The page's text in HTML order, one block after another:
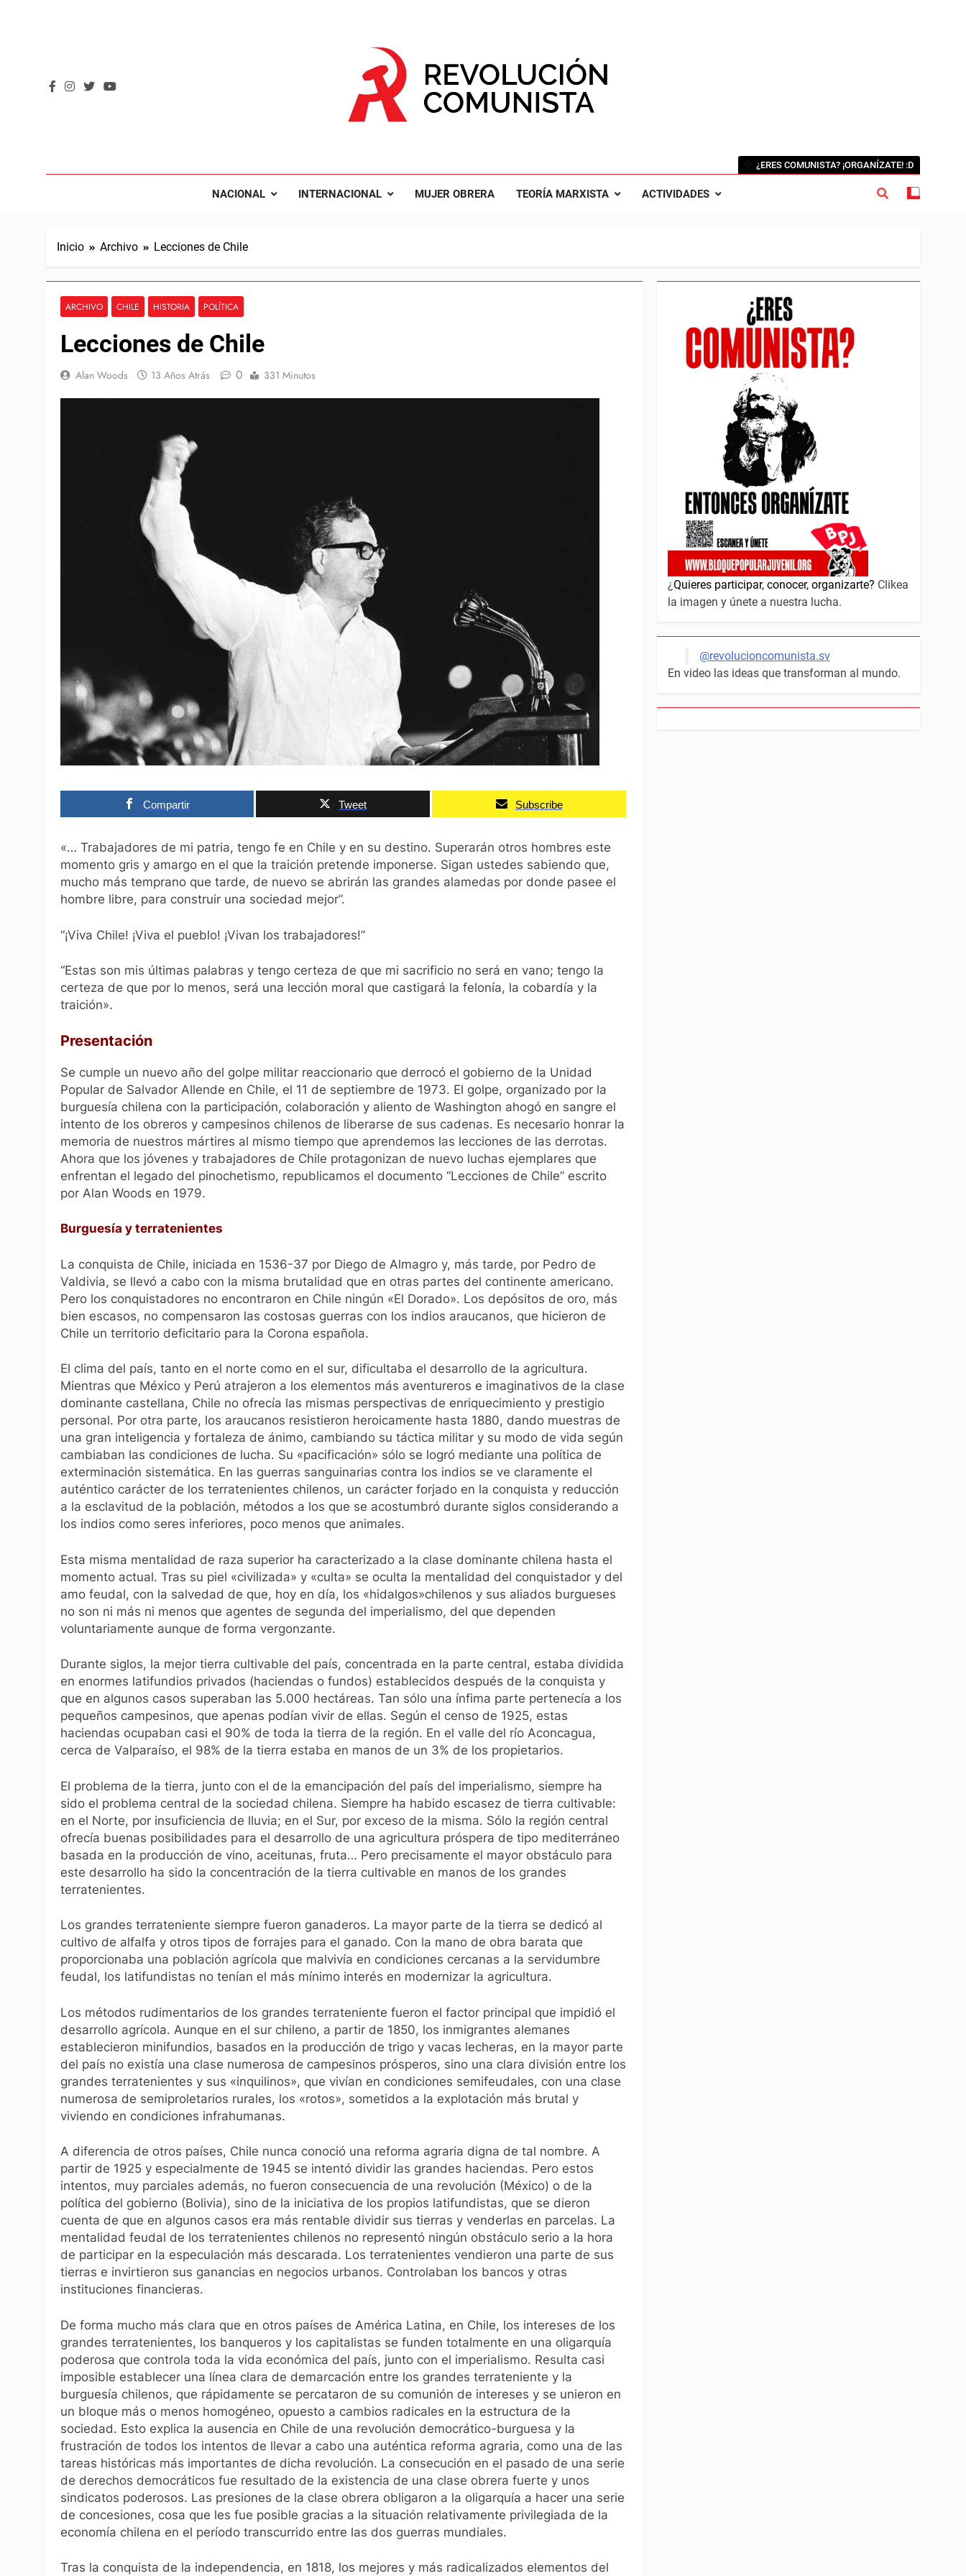
NACIONAL INTERNACIONAL MUJER OBRERA TEORÍA MARXISTA ACTIVIDADES
¿ERES COMUNISTA? ¡ORGANÍZATE! :D
Inicio Archivo Lecciones de Chile
ARCHIVO CHILE HISTORIA POLÍTICA
Lecciones de Chile
Alan Woods 13 Años Atrás 0 331 Minutos
Compartir Tweet Subscribe
«… Trabajadores de mi patria, tengo fe en Chile y en su destino. Superarán otros hombres este
momento gris y amargo en el que la traición pretende imponerse. Sigan ustedes sabiendo que,
mucho más temprano que tarde, de nuevo se abrirán las grandes alamedas por donde pasee el
hombre libre, para construir una sociedad mejor”.
“¡Viva Chile! ¡Viva el pueblo! ¡Vivan los trabajadores!”
“Estas son mis últimas palabras y tengo certeza de que mi sacrificio no será en vano; tengo la
certeza de que por lo menos, será una lección moral que castigará la felonía, la cobardía y la
traición».
Presentación
Se cumple un nuevo año del golpe militar reaccionario que derrocó el gobierno de la Unidad
Popular de Salvador Allende en Chile, el 11 de septiembre de 1973. El golpe, organizado por la
burguesía chilena con la participación, colaboración y aliento de Washington ahogó en sangre el
intento de los obreros y campesinos chilenos de liberarse de sus cadenas. Es necesario honrar la
memoria de nuestros mártires al mismo tiempo que aprendemos las lecciones de las derrotas.
Ahora que los jóvenes y trabajadores de Chile protagonizan de nuevo luchas ejemplares que
enfrentan el legado del pinochetismo, republicamos el documento “Lecciones de Chile” escrito
por Alan Woods en 1979.
Burguesía y terratenientes
La conquista de Chile, iniciada en 1536-37 por Diego de Almagro y, más tarde, por Pedro de
Valdivia, se llevó a cabo con la misma brutalidad que en otras partes del continente americano.
Pero los conquistadores no encontraron en Chile ningún «El Dorado». Los depósitos de oro, más
bien escasos, no compensaron las costosas guerras con los indios araucanos, que hicieron de
Chile un territorio deficitario para la Corona española.
El clima del país, tanto en el norte como en el sur, dificultaba el desarrollo de la agricultura.
Mientras que México y Perú atrajeron a los elementos más aventureros e imaginativos de la clase
dominante castellana, Chile no ofrecía las mismas perspectivas de enriquecimiento y prestigio
personal. Por otra parte, los araucanos resistieron heroicamente hasta 1880, dando muestras de
una gran inteligencia y fortaleza de ánimo, cambiando su táctica militar y su modo de vida según
cambiaban las condiciones de lucha. Su «pacificación» sólo se logró mediante una política de
exterminación sistemática. En las guerras sanguinarias contra los indios se ve claramente el
auténtico carácter de los terratenientes chilenos, un carácter forjado en la conquista y reducción
a la esclavitud de la población, métodos a los que se acostumbró durante siglos considerando a
los indios como seres inferiores, poco menos que animales.
Esta misma mentalidad de raza superior ha caracterizado a la clase dominante chilena hasta el
momento actual. Tras su piel «civilizada» y «culta» se oculta la mentalidad del conquistador y del
amo feudal, con la salvedad de que, hoy en día, los «hidalgos»chilenos y sus aliados burgueses
no son ni más ni menos que agentes de segunda del imperialismo, del que dependen
voluntariamente aunque de forma vergonzante.
Durante siglos, la mejor tierra cultivable del país, concentrada en la parte central, estaba dividida
en enormes latifundios privados (haciendas o fundos) establecidos después de la conquista y
que en algunos casos superaban las 5.000 hectáreas. Tan sólo una ínfima parte pertenecía a los
pequeños campesinos, que apenas podían vivir de ellas. Según el censo de 1925, estas
haciendas ocupaban casi el 90% de toda la tierra de la región. En el valle del río Aconcagua,
cerca de Valparaíso, el 98% de la tierra estaba en manos de un 3% de los propietarios.
El problema de la tierra, junto con el de la emancipación del país del imperialismo, siempre ha
sido el problema central de la sociedad chilena. Siempre ha habido escasez de tierra cultivable:
en el Norte, por insuficiencia de lluvia; en el Sur, por exceso de la misma. Sólo la región central
ofrecía buenas posibilidades para el desarrollo de una agricultura próspera de tipo mediterráneo
basada en la producción de vino, aceitunas, fruta… Pero precisamente el mayor obstáculo para
este desarrollo ha sido la concentración de la tierra cultivable en manos de los grandes
terratenientes.
Los grandes terrateniente siempre fueron ganaderos. La mayor parte de la tierra se dedicó al
cultivo de alfalfa y otros tipos de forrajes para el ganado. Con la mano de obra barata que
proporcionaba una población agrícola que malvivía en condiciones cercanas a la servidumbre
feudal, los latifundistas no tenían el más mínimo interés en modernizar la agricultura.
Los métodos rudimentarios de los grandes terrateniente fueron el factor principal que impidió el
desarrollo agrícola. Aunque en el sur chileno, a partir de 1850, los inmigrantes alemanes
establecieron minifundios, basados en la producción de trigo y vacas lecheras, en la mayor parte
del país no existía una clase numerosa de campesinos prósperos, sino una clara división entre los
grandes terratenientes y sus «inquilinos», que vivían en condiciones semifeudales, con una clase
numerosa de semiproletarios rurales, los «rotos», sometidos a la explotación más brutal y
viviendo en condiciones infrahumanas.
A diferencia de otros países, Chile nunca conoció una reforma agraria digna de tal nombre. A
partir de 1925 y especialmente de 1945 se intentó dividir las grandes haciendas. Pero estos
intentos, muy parciales además, no fueron consecuencia de una revolución (México) o de la
política del gobierno (Bolivia), sino de la iniciativa de los propios latifundistas, que se dieron
cuenta de que en algunos casos era más rentable dividir sus tierras y venderlas en parcelas. La
mentalidad feudal de los terratenientes chilenos no representó ningún obstáculo serio a la hora
de participar en la especulación más descarada. Los terratenientes vendieron una parte de sus
tierras e invirtieron sus ganancias en negocios urbanos. Controlaban los bancos y otras
instituciones financieras.
De forma mucho más clara que en otros países de América Latina, en Chile, los intereses de los
grandes terratenientes, los banqueros y los capitalistas se funden totalmente en una oligarquía
poderosa que controla toda la vida económica del país, junto con el imperialismo. Resulta casi
imposible establecer una línea clara de demarcación entre los grandes terrateniente y la
burguesía chilenos, que rápidamente se percataron de su comunión de intereses y se unieron en
un bloque más o menos homogéneo, opuesto a cambios radicales en la estructura de la
sociedad. Esto explica la ausencia en Chile de una revolución democrático-burguesa y la
frustración de todos los intentos de llevar a cabo una auténtica reforma agraria, como una de las
tareas históricas más importantes de dicha revolución. La consecución en el pasado de una serie
de derechos democráticos fue resultado de la existencia de una clase obrera fuerte y unos
sindicatos poderosos. Las presiones de la clase obrera obligaron a la oligarquía a hacer una serie
de concesiones, cosa que les fue posible gracias a la situación relativamente privilegiada de la
economía chilena en el período transcurrido entre las dos guerras mundiales.
Tras la conquista de la independencia, en 1818, los mejores y más radicalizados elementos del
¿Quieres participar, conocer, organizarte? Clikea
la imagen y únete a nuestra lucha.
@revolucioncomunista.sv
En video las ideas que transforman al mundo.